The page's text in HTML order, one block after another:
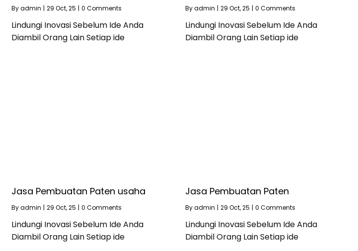
Byadmin | 29 Oct, 25 | 0 Comments
Lindungi Inovasi Sebelum Ide Anda
Diambil Orang Lain Setiap ide
Byadmin | 29 Oct, 25 | 0 Comments
Lindungi Inovasi Sebelum Ide Anda
Diambil Orang Lain Setiap ide
Jasa Pembuatan Paten usaha
Byadmin | 29 Oct, 25 | 0 Comments
Lindungi Inovasi Sebelum Ide Anda
Diambil Orang Lain Setiap ide
Jasa Pembuatan Paten
Byadmin | 29 Oct, 25 | 0 Comments
Lindungi Inovasi Sebelum Ide Anda
Diambil Orang Lain Setiap ide